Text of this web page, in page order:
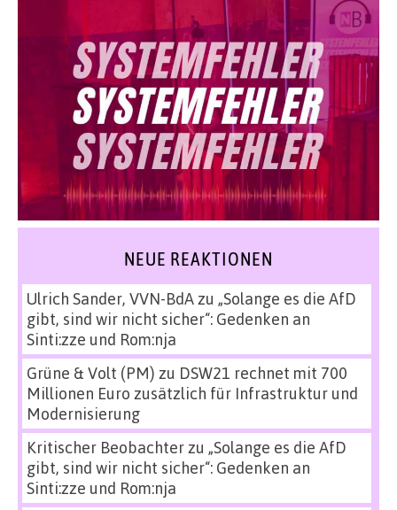
NEUE REAKTIONEN
Ulrich Sander, VVN-BdAzu „Solange es die AfD
gibt, sind wir nicht sicher“: Gedenken an
Sinti:zze und Rom:nja
Grüne & Volt (PM) zu DSW21 rechnet mit 700
Millionen Euro zusätzlich für Infrastruktur und
Modernisierung
Kritischer Beobachterzu „Solange es die AfD
gibt, sind wir nicht sicher“: Gedenken an
Sinti:zze und Rom:nja